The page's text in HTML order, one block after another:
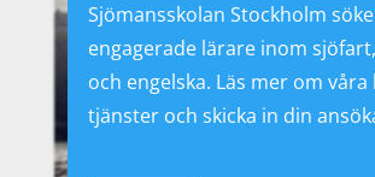
Sjömansskolan Stockholm
engagerade lärare inom
och engelska. Läs mer om våra
tjänster och skicka in din